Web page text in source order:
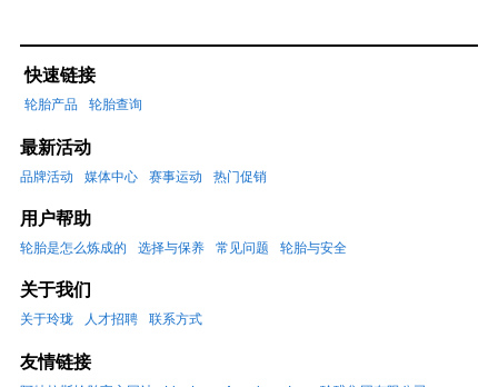
快速链接
轮胎产品 轮胎查询
最新活动
品牌活动 媒体中心 赛事运动 热门促销
用户帮助
轮胎是怎么炼成的 选择与保养 常见问题 轮胎与安全
关于我们
关于玲珑 人才招聘 联系方式
友情链接